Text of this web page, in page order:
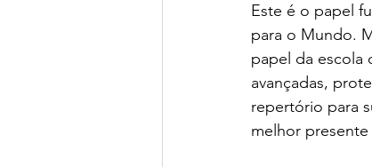
Este é o papel
para o Mundo.
papel da escola
avançadas,
repertório para
melhor